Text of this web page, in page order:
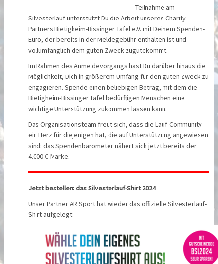
Teilnahme am
Silvesterlauf unterstützt Du die Arbeit unseres Charity-
Partners Bietigheim-Bissinger Tafel e.V. mit Deinem Spenden-
Euro, der bereits in der Meldegebühr enthalten ist und
vollumfänglich dem guten Zweck zugutekommt.
Im Rahmen des Anmeldevorgangs hast Du darüber hinaus die
Möglichkeit, Dich in größerem Umfang für den guten Zweck zu
engagieren. Spende einen beliebigen Betrag, mit dem die
Bietigheim-Bissinger Tafel bedürftigen Menschen eine
wichtige Unterstützung zukommen lassen kann.
Das Organisationsteam freut sich, dass die Lauf-Community
ein Herz für diejenigen hat, die auf Unterstützung angewiesen
sind: das Spendenbarometer nähert sich jetzt bereits der
4.000 €-Marke.
Jetzt bestellen: das Silvesterlauf-Shirt 2024
Unser Partner AR Sport hat wieder das offizielle Silvesterlauf-
Shirt aufgelegt: